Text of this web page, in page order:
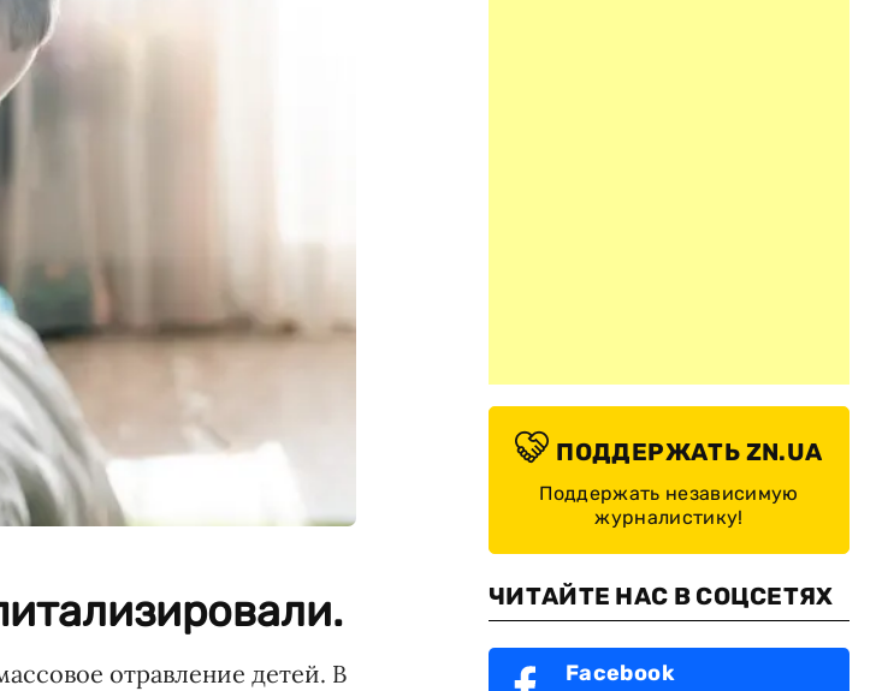
отравление детей. В
ПОДДЕРЖАТЬ ZN.UA
Поддержать независимую
журналистику!
ЧИТАЙТЕ НАС В СОЦСЕТЯХ
Facebook